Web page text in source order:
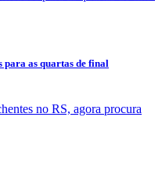
para as quartas de final